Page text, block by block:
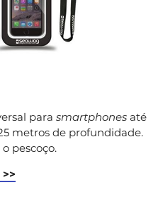
para smartphones até
metros de profundidade.
pescoço.